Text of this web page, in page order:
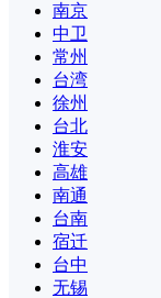
南京
中卫
常州
台湾
徐州
台北
淮安
高雄
南通
台南
宿迁
台中
无锡